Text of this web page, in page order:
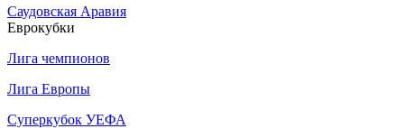
Саудовская Аравия
Еврокубки
Лига чемпионов
Лига Европы
Суперкубок УЕФА